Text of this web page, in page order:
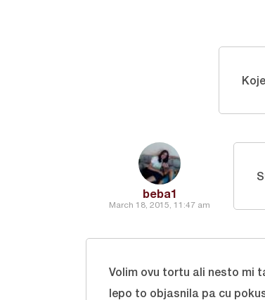
beba1
March 18, 2015, 11:47 am
Volim ovu tortu ali nesto mi
lepo to objasnila pa cu